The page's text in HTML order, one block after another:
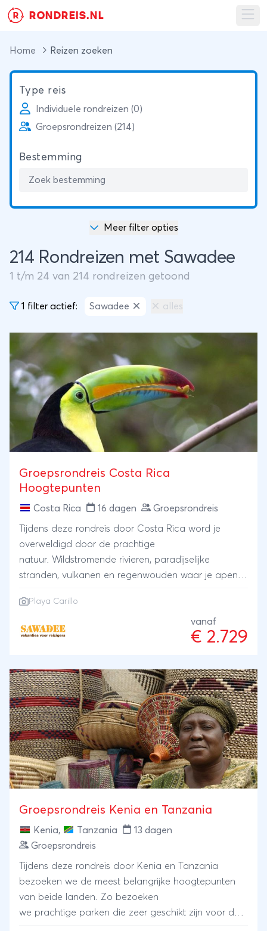
R RONDREIS.NL
Home Reizen zoeken
Type reis
Individuele rondreizen (0)
Groepsrondreizen (214)
Bestemming
Meer filter opties
214 Rondreizen met Sawadee
1 t/m 24 van 214 rondreizen getoond
1 filter actief: Sawadee alles
Groepsrondreis Costa Rica
Hoogtepunten
Costa Rica 16 dagen Groepsrondreis
Tijdens deze rondreis door Costa Rica word je
overweldigd door de prachtige
natuur. Wildstromende rivieren, paradijselijke
stranden, vulkanen en regenwouden waar je apen,
vogels kunt zien. Op de Caribische stranden van
Costa Rica kun je zeeschildpadden hun eieren zien
leggen. De afsluiting aan het strand van Playa
Playa Carillo
vanaf
€ 2.729
Groepsrondreis Kenia en Tanzania
Kenia, Tanzania
13 dagen
Groepsrondreis
Tijdens deze rondreis door Kenia en Tanzania
bezoeken we de meest belangrijke hoogtepunten
van beide landen. Zo bezoeken
we prachtige parken die zeer geschikt zijn voor de